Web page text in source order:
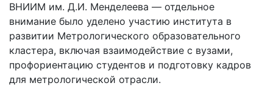
ВНИИМ им. Д.И. Менделеева — отдельное
внимание было уделено участию института в
развитии Метрологического образовательного
кластера, включая взаимодействие с вузами,
профориентацию студентов и подготовку кадров
для метрологической отрасли.